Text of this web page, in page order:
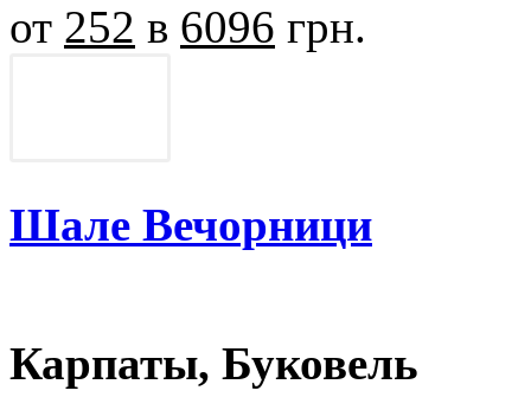
от 252 в 6096 грн.
Шале Вечорници
Карпаты, Буковель